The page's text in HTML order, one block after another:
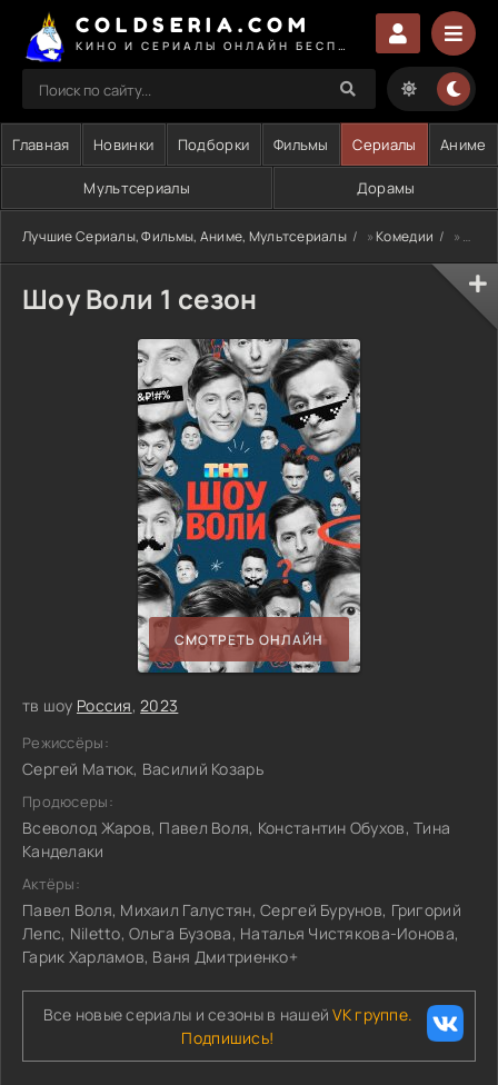
COLDSERIA.COM
Главная Новинки Подборки Фильмы Сериалы Аниме
Мультсериалы Дорамы
Лучшие Сериалы, Фильмы, Аниме, Мультсериалы »Комедии » Шоу Воли 1 сезон
Шоу Воли 1 сезон
СМОТРЕТЬ ОНЛАЙН
тв шоу Россия,2023
Режиссёры:
Сергей Матюк, Василий Козарь
Продюсеры:
Всеволод Жаров, Павел Воля, Константин Обухов, Тина
Канделаки
Актёры:
Павел Воля, Михаил Галустян, Сергей Бурунов, Григорий
Лепс, Niletto, Ольга Бузова, Наталья Чистякова-Ионова,
Гарик Харламов, Ваня Дмитриенко+
Все новые сериалы и сезоны в нашейVK группе.
Подпишись!